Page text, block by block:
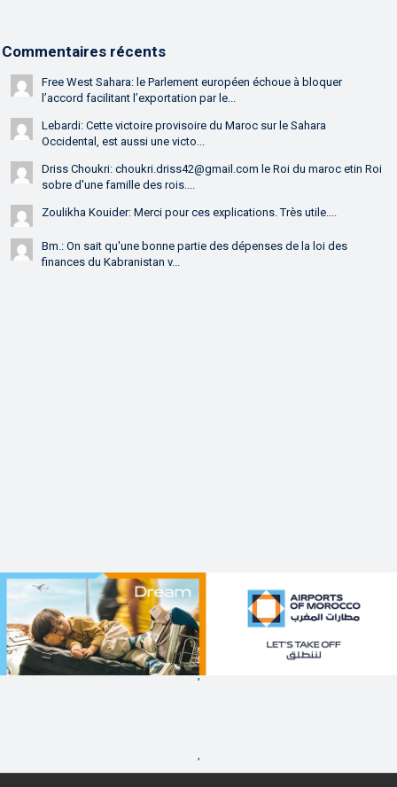
Commentaires récents
Free West Sahara: le Parlement européen échoue à bloquer
l’accord facilitant l’exportation par le...
Lebardi: Cette victoire provisoire du Maroc sur le Sahara
Occidental, est aussi une victo...
Driss Choukri: choukri.driss42@gmail.com le Roi du maroc etin Roi
sobre d'une famille des rois....
Zoulikha Kouider: Merci pour ces explications. Très utile....
Bm.: On sait qu'une bonne partie des dépenses de la loi des
finances du Kabranistan v...
,